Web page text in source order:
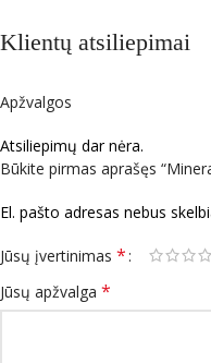
Klientų atsiliepimai
Apžvalgos
Atsiliepimų dar nėra.
Būkite pirmas aprašęs
El. pašto adresas nebus
Jūsų įvertinimas *
Jūsų apžvalga *